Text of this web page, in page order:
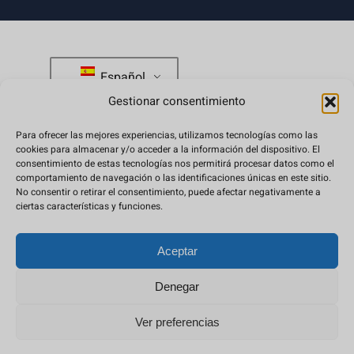
Gestionar consentimiento
Para ofrecer las mejores experiencias, utilizamos tecnologías como las
cookies para almacenar y/o acceder a la información del dispositivo. El
consentimiento de estas tecnologías nos permitirá procesar datos como el
comportamiento de navegación o las identificaciones únicas en este sitio.
No consentir o retirar el consentimiento, puede afectar negativamente a
ciertas características y funciones.
Aceptar
Denegar
Ver preferencias
2026
cantidad
Español
tienda@japanweekend.com
Preguntas frecuentes
Condiciones de compra